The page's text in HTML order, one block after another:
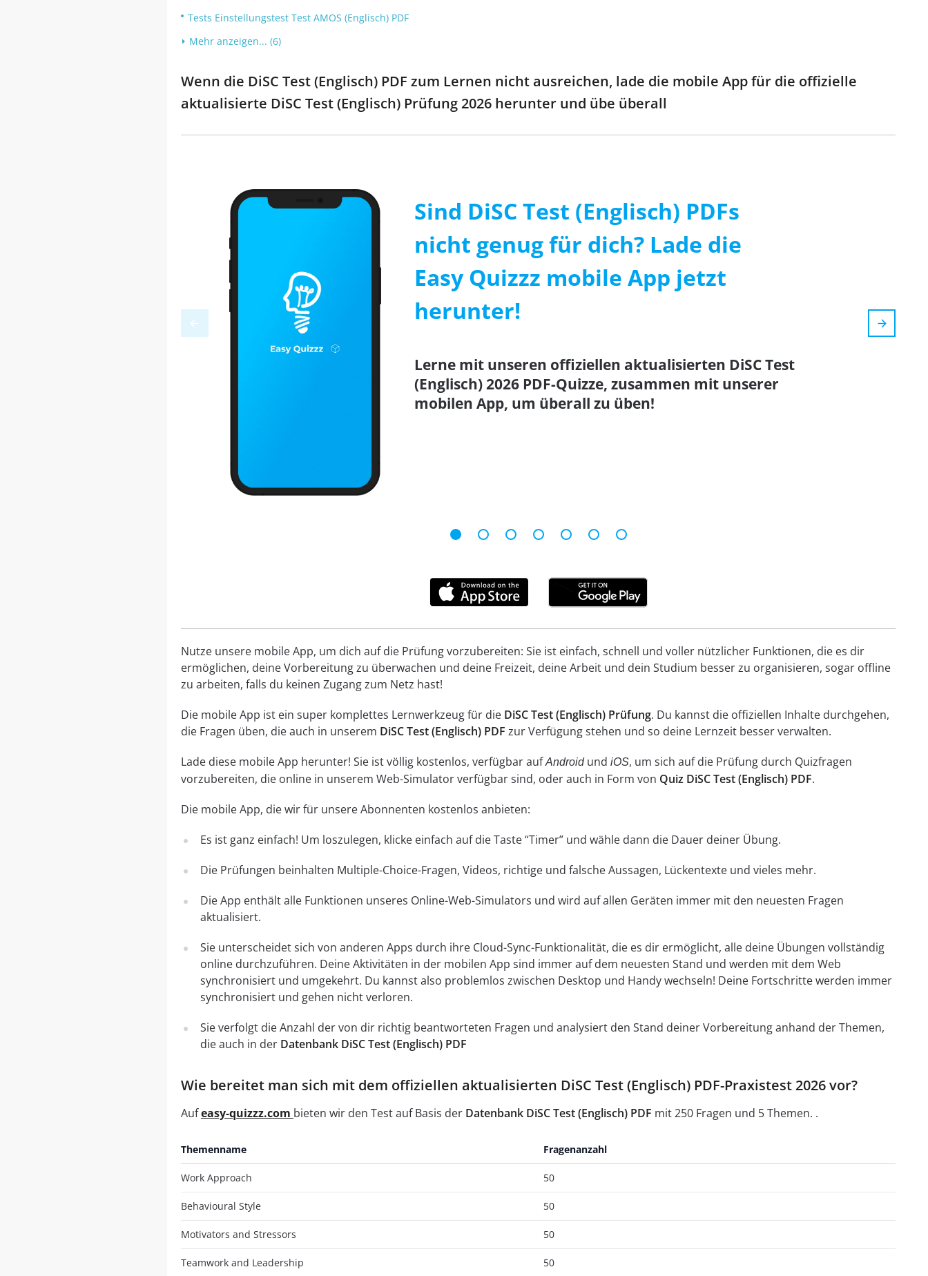
Tests Einstellungstest Test AMOS (Englisch) PDF
Mehr anzeigen... (6)
Wenn die DiSC Test (Englisch) PDF zum Lernen nicht ausreichen, lade die mobile App für die offizielle
aktualisierte DiSC Test (Englisch) Prüfung 2026 herunter und übe überall
Sind DiSC Test (Englisch) PDFs
nicht genug für dich? Lade die
Easy Quizzz mobile App jetzt
herunter!
Lerne mit unseren offiziellen aktualisierten DiSC Test
(Englisch) 2026 PDF-Quizze, zusammen mit unserer
mobilen App, um überall zu üben!
Nutze unsere mobile App, um dich auf die Prüfung vorzubereiten: Sie ist einfach, schnell und voller nützlicher Funktionen, die es dir
ermöglichen, deine Vorbereitung zu überwachen und deine Freizeit, deine Arbeit und dein Studium besser zu organisieren, sogar offline
zu arbeiten, falls du keinen Zugang zum Netz hast!
Die mobile App ist ein super komplettes Lernwerkzeug für die DiSC Test (Englisch) Prüfung. Du kannst die offiziellen Inhalte durchgehen,
die Fragen üben, die auch in unserem DiSC Test (Englisch) PDF zur Verfügung stehen und so deine Lernzeit besser verwalten.
Lade diese mobile App herunter! Sie ist völlig kostenlos, verfügbar aufAndroidund iOS, um sich auf die Prüfung durch Quizfragen
vorzubereiten, die online in unserem Web-Simulator verfügbar sind, oder auch in Form von Quiz DiSC Test (Englisch) PDF.
Die mobile App, die wir für unsere Abonnenten kostenlos anbieten:
Es ist ganz einfach! Um loszulegen, klicke einfach auf die Taste “Timer” und wähle dann die Dauer deiner Übung.
Die Prüfungen beinhalten Multiple-Choice-Fragen, Videos, richtige und falsche Aussagen, Lückentexte und vieles mehr.
Die App enthält alle Funktionen unseres Online-Web-Simulators und wird auf allen Geräten immer mit den neuesten Fragen
aktualisiert.
Sie unterscheidet sich von anderen Apps durch ihre Cloud-Sync-Funktionalität, die es dir ermöglicht, alle deine Übungen vollständig
online durchzuführen. Deine Aktivitäten in der mobilen App sind immer auf dem neuesten Stand und werden mit dem Web
synchronisiert und umgekehrt. Du kannst also problemlos zwischen Desktop und Handy wechseln! Deine Fortschritte werden immer
synchronisiert und gehen nicht verloren.
Sie verfolgt die Anzahl der von dir richtig beantworteten Fragen und analysiert den Stand deiner Vorbereitung anhand der Themen,
die auch in der Datenbank DiSC Test (Englisch) PDF
Wie bereitet man sich mit dem offiziellen aktualisierten DiSC Test (Englisch) PDF-Praxistest 2026 vor?
Aufeasy-quizzz.com bieten wir den Test auf Basis der Datenbank DiSC Test (Englisch) PDF mit 250 Fragen und 5 Themen. .
Themenname Fragenanzahl
Work Approach 50
Behavioural Style 50
Motivators and Stressors 50
Teamwork and Leadership 50